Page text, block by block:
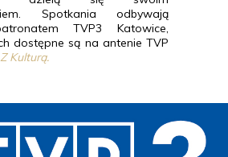
Spotkania odbywają
TVP3 Katowice,
dostępne są na antenie TVP
Z Kulturą.